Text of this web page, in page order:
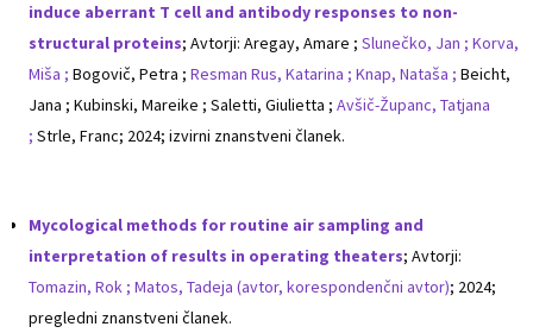
induce aberrant T cell and antibody responses to non-
structural proteins; Avtorji: Aregay, Amare ; Slunečko, Jan ; Korva,
Miša ; Bogovič, Petra ; Resman Rus, Katarina ; Knap, Nataša ; Beicht,
Jana ; Kubinski, Mareike ; Saletti, Giulietta ; Avšič-Županc, Tatjana
; Strle, Franc; 2024; izvirni znanstveni članek.
Mycological methods for routine air sampling and
interpretation of results in operating theaters; Avtorji:
Tomazin, Rok ; Matos, Tadeja (avtor, korespondenčni avtor); 2024;
pregledni znanstveni članek.